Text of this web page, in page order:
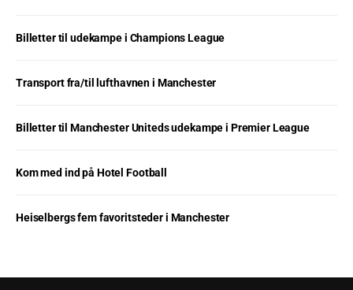
Billetter til udekampe i Champions League
Transport fra/til lufthavnen i Manchester
Billetter til Manchester Uniteds udekampe i Premier League
Kom med ind på Hotel Football
Heiselbergs fem favoritsteder i Manchester